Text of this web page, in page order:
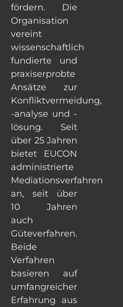
fördern. Die
Organisation
vereint
wissenschaftlich
fundierte und
praxiserprobte
Ansätze zur
Konfliktvermeidung,
-analyse und -
lösung. Seit
über 25 Jahren
bietet EUCON
administrierte
Mediationsverfahren
an, seit über
10 Jahren
auch
Güteverfahren.
Beide
Verfahren
basieren auf
umfangreicher
Erfahrung aus